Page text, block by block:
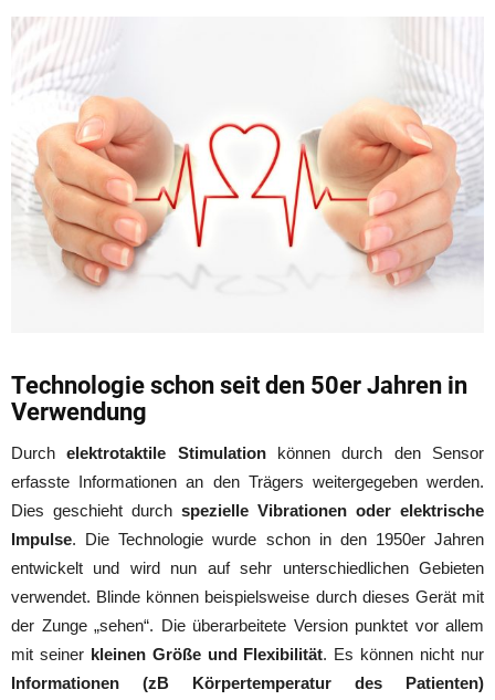
Technologie schon seit den 50er Jahren in
Verwendung
Durchelektrotaktile Stimulationkönnen durch den Sensor
erfasste Informationen an den Trägers weitergegeben werden.
Dies geschieht durch spezielle Vibrationen oder elektrische
Impulse. Die Technologie wurde schon in den 1950er Jahren
entwickelt und wird nun auf sehr unterschiedlichen Gebieten
verwendet. Blinde können beispielsweise durch dieses Gerät mit
der Zunge „sehen“. Die überarbeitete Version punktet vor allem
mit seiner kleinen Größe und Flexibilität. Es können nicht nur
Informationen (zB Körpertemperatur des Patienten)